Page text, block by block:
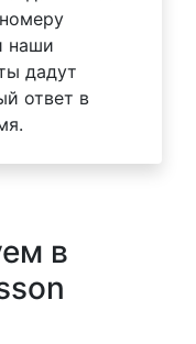
наши
дадут
ответ в
в